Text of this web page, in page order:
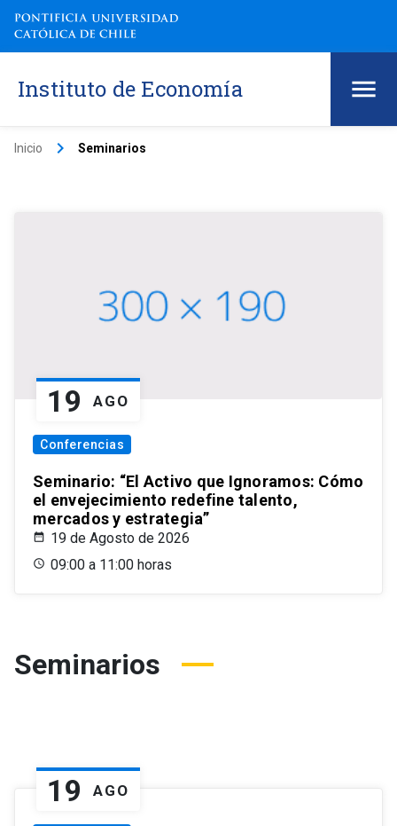
Instituto de Economía
Inicio keyboard_arrow_right Seminarios
19 AGO
Conferencias
Seminario: “El Activo que Ignoramos: Cómo
el envejecimiento redefine talento,
mercados y estrategia”
19 de Agosto de 2026
09:00 a 11:00 horas
Seminarios
19 AGO